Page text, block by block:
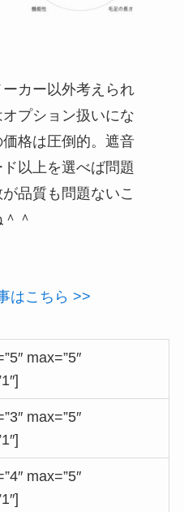
カー以外考えられ
プション扱いにな
格は圧倒的。遮音
以上を選べば問題
品質も問題ないこ
＾
はこちら >>
max=”5″
max=”5″
max=”5″